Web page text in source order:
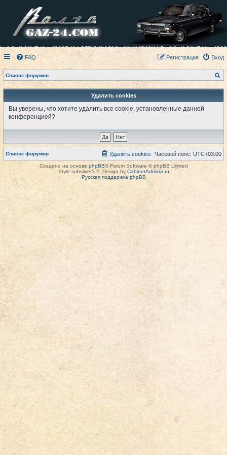
FAQ Вход
Регистрация
Список форумов
о
с
Удалить cookies
Вы уверены, что хотите удалить все cookie, установленные данной
конференцией?
Список форумов Часовой пояс: UTC+03:00
Удалить cookies
Создано на основе phpBB® Forum Software © phpBB Limited
Style subsilver3.2. Design by CabinetAdmina.ru
Русская поддержка phpBB